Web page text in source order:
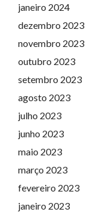
janeiro 2024
dezembro 2023
novembro 2023
outubro 2023
setembro 2023
agosto 2023
julho 2023
junho 2023
maio 2023
março 2023
fevereiro 2023
janeiro 2023